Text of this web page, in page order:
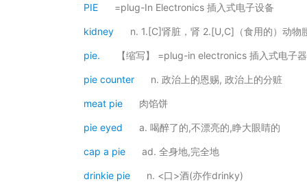
PIE =plug-In Electronics 插入式电子设备
kidney n. 1.[C]肾脏，肾 2.[U,C]（食用的）动物
pie. 【缩写】 =plug-in electronics 插入式电子
pie counter n. 政治上的恩赐, 政治上的分赃
meat pie 肉馅饼
pie eyed a. 喝醉了的,不漂亮的,睁大眼睛的
cap a pie ad. 全身地,完全地
drinkie pie n. <口>酒(亦作drinky)